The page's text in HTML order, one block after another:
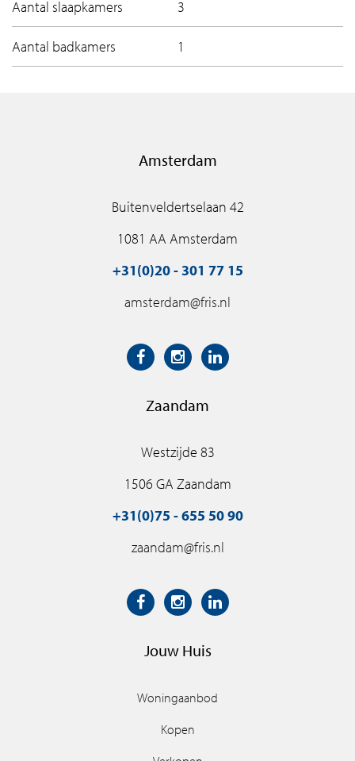
Aantal slaapkamers 3
Aantal badkamers 1
Amsterdam
Buitenveldertselaan 42
1081 AA Amsterdam
+31(0)20 - 301 77 15
amsterdam@fris.nl
Zaandam
Westzijde 83
1506 GA Zaandam
+31(0)75 - 655 50 90
zaandam@fris.nl
Jouw Huis
Woningaanbod
Kopen